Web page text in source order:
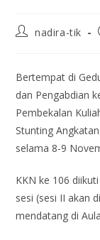
nadira-tik
Bertempat di
dan Pengabdian
Pembekalan
Stunting
selama 8-9
KKN ke 106
sesi (sesi II akan
mendatang di